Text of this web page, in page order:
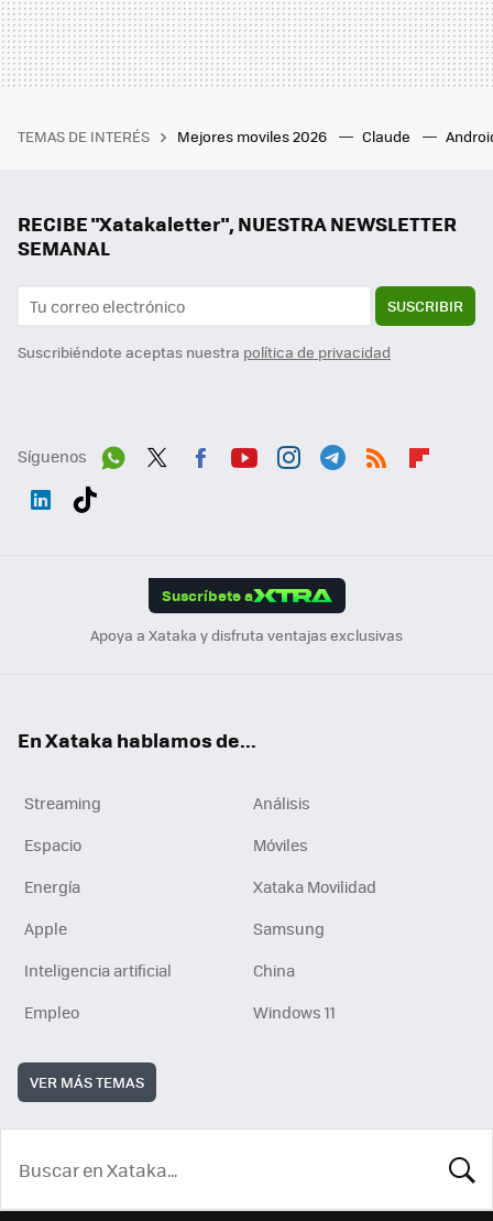
TEMAS DE INTERÉS Mejores moviles 2026 Claude
RECIBE "Xatakaletter", NUESTRA NEWSLETTER
SEMANAL
SUSCRIBIR
Suscribiéndote aceptas nuestra política de privacidad
Síguenos
Suscríbete a
Apoya a Xataka y disfruta ventajas exclusivas
En Xataka hablamos de...
Streaming
Análisis
Espacio
Móviles
Energía
Xataka Movilidad
Apple
Samsung
Inteligencia artificial
China
Empleo
Windows 11
VER MÁS TEMAS